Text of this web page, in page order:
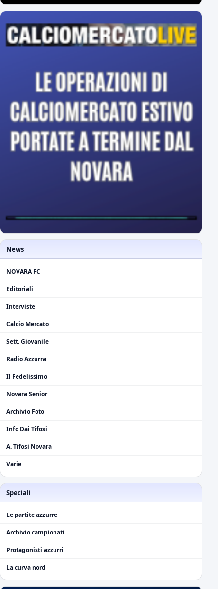
News
NOVARA FC
Editoriali
Interviste
Calcio Mercato
Sett. Giovanile
Radio Azzurra
Il Fedelissimo
Novara Senior
Archivio Foto
Info Dai Tifosi
A. Tifosi Novara
Varie
Speciali
Le partite azzurre
Archivio campionati
Protagonisti azzurri
La curva nord